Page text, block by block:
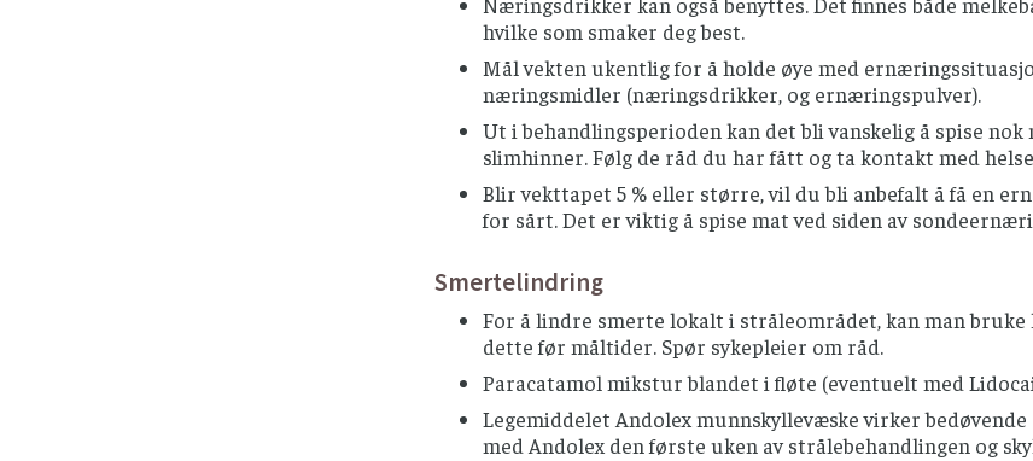
hvilke som smaker deg best.
Mål vekten ukentlig for å holde øye med
næringsmidler (næringsdrikker, og ernæringspulver).
Ut i behandlingsperioden kan det bli vanskelig å spise
slimhinner. Følg de råd du har fått og ta kontakt med
Blir vekttapet 5 % eller større, vil du bli anbefalt å få en
for sårt. Det er viktig å spise mat ved siden av
Smertelindring
For å lindre smerte lokalt i stråleområdet, kan man bruke
dette før måltider. Spør sykepleier om råd.
Paracatamol mikstur blandet i fløte (eventuelt med
Legemiddelet Andolex munnskyllevæske virker
med Andolex den første uken av strålebehandlingen og